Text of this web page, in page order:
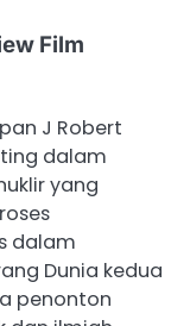
Film
J Robert
dalam
yang
dalam
Dunia kedua
penonton